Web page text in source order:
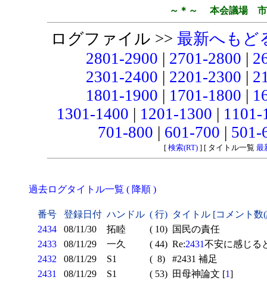
～＊～ 本会議場 市
ログファイル >> 最新へもど
2801-2900 | 2701-2800 |
2301-2400 | 2201-2300 |
1801-1900 | 1701-1800 |
1301-1400 | 1201-1300 |
701-800 | 601-700 |
[ 検索(RT)] [ タイトル一覧 最
過去ログタイトル一覧 ( 降順 )
番号 登録日付 ハンドル ( 行) タイトル [コメント
2434
08/11/30 拓睦 ( 10) 国民の責任
2433
08/11/29 一久 ( 44) Re:2431不安に感じる
2432
08/11/29 S1 ( 8)
#2431 補足
2431
08/11/29 S1 ( 53) 田母神論文 [1]